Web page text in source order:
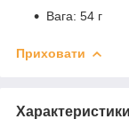
Вага: 54 г
Приховати
Характеристики